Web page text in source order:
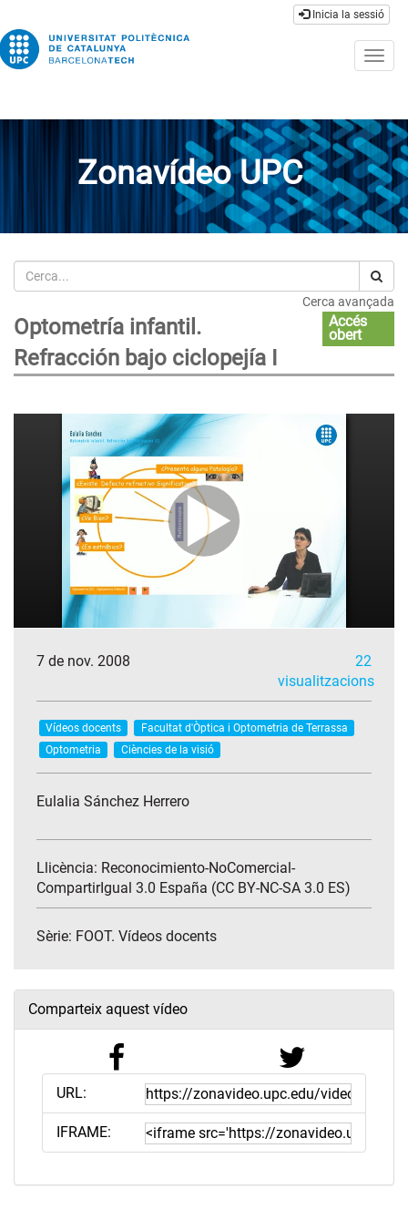
Inicia la sessió
Zonavídeo UPC
Cerca
Cerca avançada
Optometría infantil.
Refracción bajo ciclopejía I
Accés
obert
7 de nov. 2008
22
visualitzacions
Vídeos docents
Facultat d'Òptica i Optometria de Terrassa
Optometria
Ciències de la visió
Eulalia Sánchez Herrero
Llicència: Reconocimiento-NoComercial-
CompartirIgual 3.0 España (CC BY-NC-SA 3.0 ES)
Sèrie: FOOT. Vídeos docents
Comparteix aquest vídeo
URL:
IFRAME: